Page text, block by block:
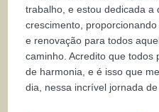
trabalho, e estou dedicada a
crescimento,
e renovação para todos
caminho. Acredito que todos
de harmonia, e é isso que
dia, nessa incrível jornada